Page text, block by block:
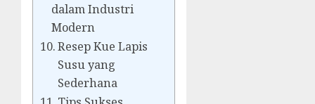
dalam Industri
Modern
Resep Kue Lapis
Susu yang
Sederhana